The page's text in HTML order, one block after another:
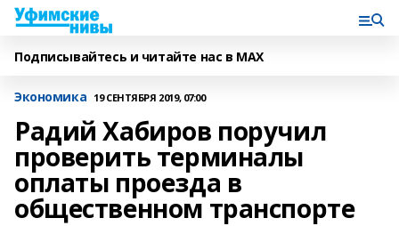
Подписывайтесь и читайте нас в MAX
Экономика 19 СЕНТЯБРЯ 2019, 07:00
Радий Хабиров поручил
проверить терминалы
оплаты проезда в
общественном транспорте